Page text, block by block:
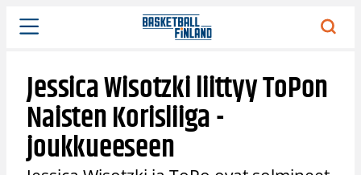
Siirry
sisältöön
Jessica Wisotzki liittyy ToPon
Naisten Korisliiga -
joukkueeseen